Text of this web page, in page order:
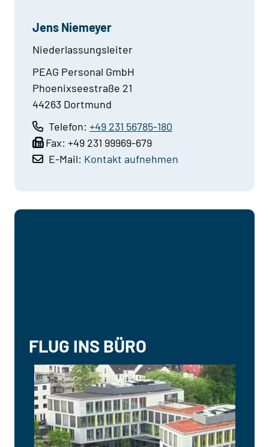
Jens Niemeyer
Niederlassungsleiter
PEAG Personal GmbH
Phoenixseestraße 21
44263 Dortmund
Telefon: +49 231 56785-180
Fax: +49 231 99969-679
E-Mail: Kontakt aufnehmen
FLUG INS BÜRO